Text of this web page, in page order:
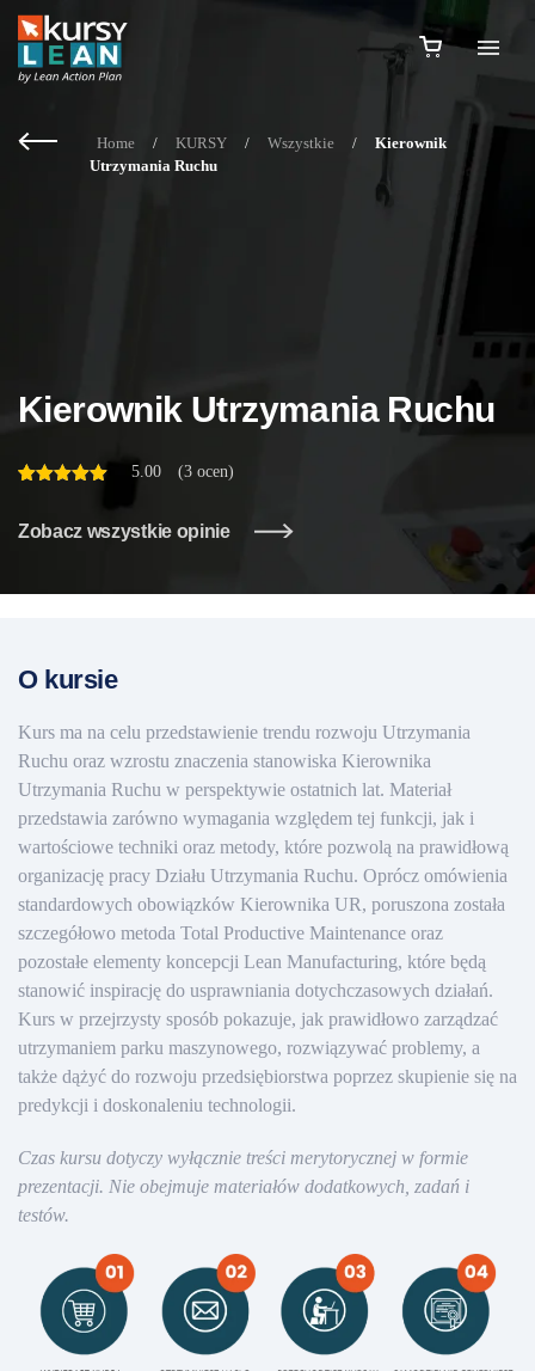
Home / KURSY / Wszystkie /
Kierownik
Utrzymania Ruchu
Kierownik Utrzymania Ruchu
5.00
klienta
(3 ocen)
Zobacz wszystkie opinie
O kursie
Kurs ma na celu przedstawienie trendu rozwoju Utrzymania
Ruchu oraz wzrostu znaczenia stanowiska Kierownika
Utrzymania Ruchu w perspektywie ostatnich lat. Materiał
przedstawia zarówno wymagania względem tej funkcji, jak i
wartościowe techniki oraz metody, które pozwolą na prawidłową
organizację pracy Działu Utrzymania Ruchu. Oprócz omówienia
standardowych obowiązków Kierownika UR, poruszona została
szczegółowo metoda Total Productive Maintenance oraz
pozostałe elementy koncepcji Lean Manufacturing, które będą
stanowić inspirację do usprawniania dotychczasowych działań.
Kurs w przejrzysty sposób pokazuje, jak prawidłowo zarządzać
utrzymaniem parku maszynowego, rozwiązywać problemy, a
także dążyć do rozwoju przedsiębiorstwa poprzez skupienie się na
predykcji i doskonaleniu technologii.
Czas kursu dotyczy wyłącznie treści merytorycznej w formie
prezentacji. Nie obejmuje materiałów dodatkowych, zadań i
testów.